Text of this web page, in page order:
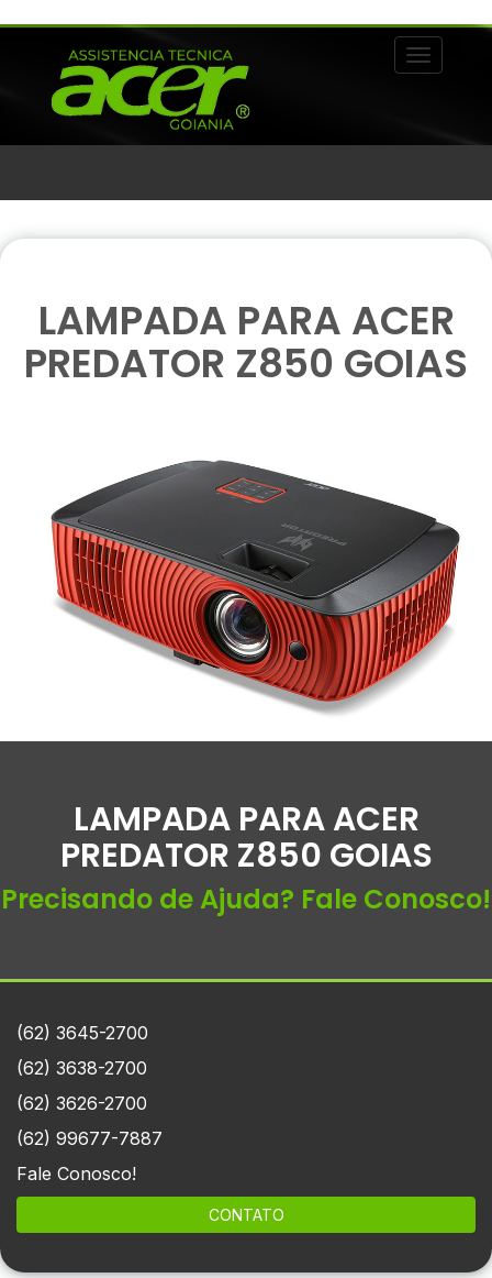
Alternar
LAMPADA PARA ACER
PREDATOR Z850 GOIAS
LAMPADA PARA ACER
PREDATOR Z850 GOIAS
Precisando de Ajuda? Fale Conosco!
(62) 3645-2700
(62) 3638-2700
(62) 3626-2700
(62) 99677-7887
Fale Conosco!
CONTATO